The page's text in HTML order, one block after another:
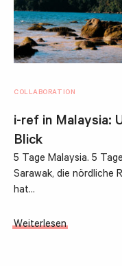
COLLABORATION
i-ref in Malaysia:
Blick
5 Tage Malaysia. 5
Sarawak, die nördliche
hat…
Weiterlesen